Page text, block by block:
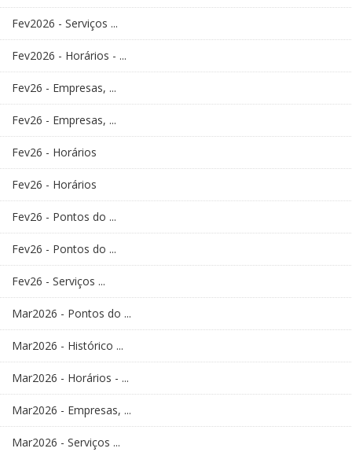
Fev2026 - Serviços ...
Fev2026 - Horários - ...
Fev26 - Empresas, ...
Fev26 - Empresas, ...
Fev26 - Horários
Fev26 - Horários
Fev26 - Pontos do ...
Fev26 - Pontos do ...
Fev26 - Serviços ...
Mar2026 - Pontos do ...
Mar2026 - Histórico ...
Mar2026 - Horários - ...
Mar2026 - Empresas, ...
Mar2026 - Serviços ...